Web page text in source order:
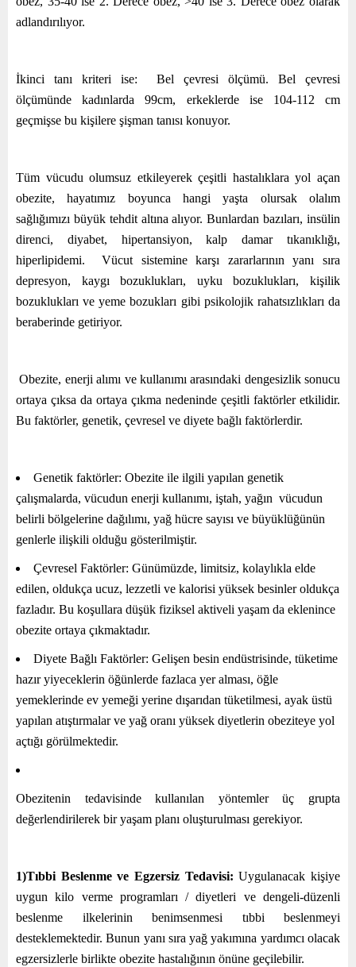
adlandırılıyor.
İkinci tanı kriteri ise: Bel çevresi ölçümü. Bel çevresi
ölçümünde kadınlarda 99cm, erkeklerde ise 104-112 cm
geçmişse bu kişilere şişman tanısı konuyor.
Tüm vücudu olumsuz etkileyerek çeşitli hastalıklara yol açan
obezite, hayatımız boyunca hangi yaşta olursak olalım
sağlığımızı büyük tehdit altına alıyor. Bunlardan bazıları, insülin
direnci, diyabet, hipertansiyon, kalp damar tıkanıklığı,
hiperlipidemi. Vücut sistemine karşı zararlarının yanı sıra
depresyon, kaygı bozuklukları, uyku bozuklukları, kişilik
bozuklukları ve yeme bozukları gibi psikolojik rahatsızlıkları da
beraberinde getiriyor.
Obezite, enerji alımı ve kullanımı arasındaki dengesizlik sonucu
ortaya çıksa da ortaya çıkma nedeninde çeşitli faktörler etkilidir.
Bu faktörler, genetik, çevresel ve diyete bağlı faktörlerdir.
Genetik faktörler: Obezite ile ilgili yapılan genetik
çalışmalarda, vücudun enerji kullanımı, iştah, yağın vücudun
belirli bölgelerine dağılımı, yağ hücre sayısı ve büyüklüğünün
genlerle ilişkili olduğu gösterilmiştir.
Çevresel Faktörler: Günümüzde, limitsiz, kolaylıkla elde
edilen, oldukça ucuz, lezzetli ve kalorisi yüksek besinler oldukça
fazladır. Bu koşullara düşük fiziksel aktiveli yaşam da eklenince
obezite ortaya çıkmaktadır.
Diyete Bağlı Faktörler: Gelişen besin endüstrisinde, tüketime
hazır yiyeceklerin öğünlerde fazlaca yer alması, öğle
yemeklerinde ev yemeği yerine dışarıdan tüketilmesi, ayak üstü
yapılan atıştırmalar ve yağ oranı yüksek diyetlerin obeziteye yol
açtığı görülmektedir.
Obezitenin tedavisinde kullanılan yöntemler üç grupta
değerlendirilerek bir yaşam planı oluşturulması gerekiyor.
1)Tıbbi Beslenme ve Egzersiz Tedavisi: Uygulanacak kişiye
uygun kilo verme programları / diyetleri ve dengeli-düzenli
beslenme ilkelerinin benimsenmesi tıbbi beslenmeyi
desteklemektedir. Bunun yanı sıra yağ yakımına yardımcı olacak
egzersizlerle birlikte obezite hastalığının önüne geçilebilir.